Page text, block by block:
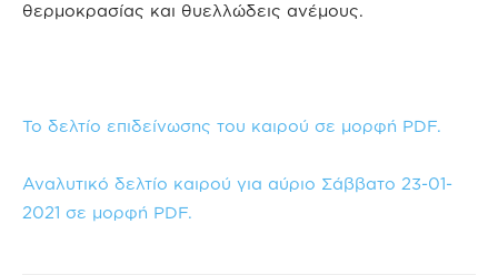
θερμοκρασίας και θυελλώδεις ανέμους.
Το δελτίο επιδείνωσης του καιρού σε μορφή PDF.
Αναλυτικό δελτίο καιρού για αύριο Σάββατο 23-01-
2021 σε μορφή PDF.